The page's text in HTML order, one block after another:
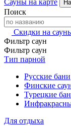
Сауны на карте
Поиск
Скидки на
Фильтр саун
Фильтр саун
Тип парной
Русские бани
Финские
Турецкие
Для отдыха